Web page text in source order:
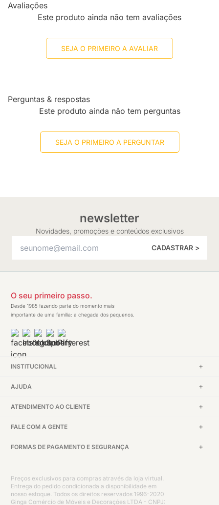
Avaliações
Este produto ainda não tem avaliações
SEJA O PRIMEIRO A AVALIAR
Perguntas & respostas
Este produto ainda não tem perguntas
SEJA O PRIMEIRO A PERGUNTAR
newsletter
Novidades, promoções e conteúdos exclusivos
CADASTRAR >
O seu primeiro passo.
Desde 1985 fazendo parte do momento mais
importante de uma família: a chegada dos pequenos.
INSTITUCIONAL
AJUDA
ATENDIMENTO AO CLIENTE
FALE COM A GENTE
FORMAS DE PAGAMENTO E SEGURANÇA
Preços exclusivos para compras através da loja virtual.
Entrega do pedido condicionada a disponibilidade em
nosso estoque. Todos os direitos reservados 1996-2020
Ginga Comércio de Móveis e Decorações LTDA - CNPJ: